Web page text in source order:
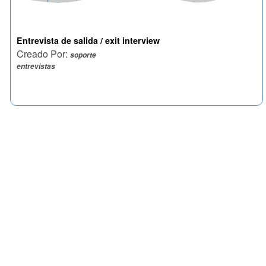
Entrevista de salida / exit interview
Creado Por:soporte
entrevistas